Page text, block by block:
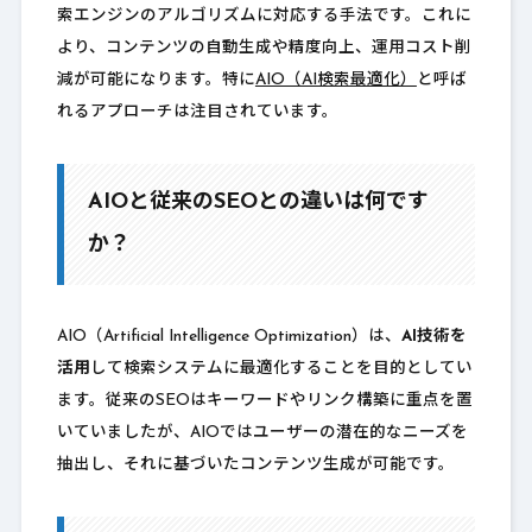
索エンジンのアルゴリズムに対応する手法です。これに
より、コンテンツの自動生成や精度向上、運用コスト削
減が可能になります。特にAIO（AI検索最適化） と呼ば
れるアプローチは注目されています。
AIOと従来のSEOとの違いは何です
か？
AIO（Artificial Intelligence Optimization）は、 AI技術を
活用 して検索システムに最適化することを目的としてい
ます。従来のSEOはキーワードやリンク構築に重点を置
いていましたが、AIOではユーザーの潜在的なニーズを
抽出し、それに基づいたコンテンツ生成が可能です。